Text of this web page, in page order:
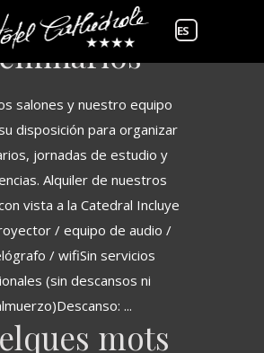
Elegir
de
salones y nuestro equipo
disposición para organizar
jornadas de estudio y
Alquiler de nuestros
vista a la Catedral Incluye
/ equipo de audio /
/ wifiSin servicios
(sin descansos ni
mots